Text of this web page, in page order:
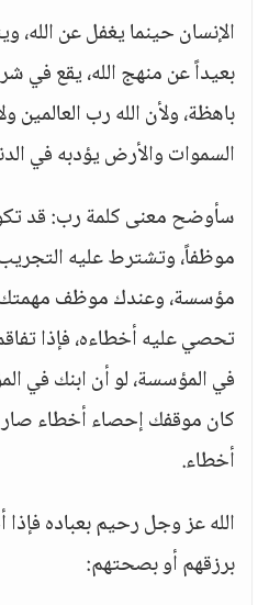
الإنسان حينما يغفل عن الله،
بعيداً عن منهج الله، يقع في
باهظة، ولأن الله رب العالمين
السموات والأرض يؤدبه في
سأوضح معنى كلمة رب: قد
موظفاً، وتشترط عليه
مؤسسة، وعندك موظف
تحصي عليه أخطاءه، فإذا
في المؤسسة، لو أن ابنك في
كان موقفك إحصاء أخطاء صار
أخطاء.
الله عز وجل رحيم بعباده
برزقهم أو بصحتهم: